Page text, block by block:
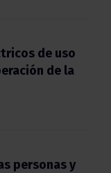
de uso
de la
personas y